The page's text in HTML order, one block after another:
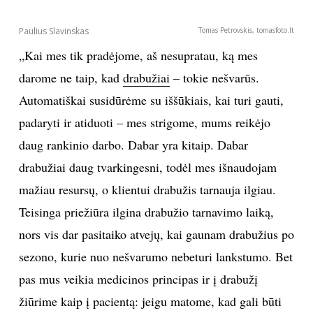
Paulius Slavinskas Tomas Petrovskis, tomasfoto.lt
„Kai mes tik pradėjome, aš nesupratau, ką mes
darome ne taip, kad drabužiai– tokie nešvarūs.
Automatiškai susidūrėme su iššūkiais, kai turi gauti,
padaryti ir atiduoti – mes strigome, mums reikėjo
daug rankinio darbo. Dabar yra kitaip. Dabar
drabužiai daug tvarkingesni, todėl mes išnaudojam
mažiau resursų, o klientui drabužis tarnauja ilgiau.
Teisinga priežiūra ilgina drabužio tarnavimo laiką,
nors vis dar pasitaiko atvejų, kai gaunam drabužius po
sezono, kurie nuo nešvarumo nebeturi lankstumo. Bet
pas mus veikia medicinos principas ir į drabužį
žiūrime kaip į pacientą: jeigu matome, kad gali būti